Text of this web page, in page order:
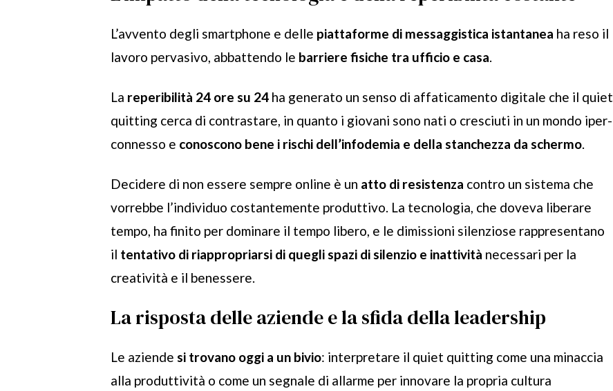
L’avvento degli smartphone e delle piattaforme di messaggistica istantanea ha reso il
lavoro pervasivo, abbattendo le barriere fisiche tra ufficio e casa.
La reperibilità 24 ore su 24 ha generato un senso di affaticamento digitale che il quiet
quitting cerca di contrastare, in quanto i giovani sono nati o cresciuti in un mondo iper-
connesso e conoscono bene i rischi dell’infodemia e della stanchezza da schermo.
Decidere di non essere sempre online è un atto di resistenza contro un sistema che
vorrebbe l’individuo costantemente produttivo. La tecnologia, che doveva liberare
tempo, ha finito per dominare il tempo libero, e le dimissioni silenziose rappresentano
il tentativo di riappropriarsi di quegli spazi di silenzio e inattività necessari per la
creatività e il benessere.
La risposta delle aziende e la sfida della leadership
Le aziende si trovano oggi a un bivio: interpretare il quiet quitting come una minaccia
alla produttività o come un segnale di allarme per innovare la propria cultura